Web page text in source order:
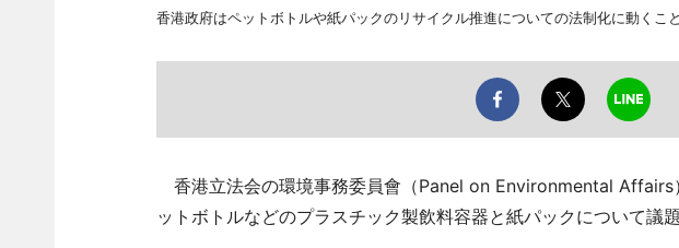
香港政府はペットボトルや紙パックのリサイクル推進についての法制化に動くこ
香港立法会の環境事務委員會（Panel on Environmental Affairs
ットボトルなどのプラスチック製飲料容器と紙パックについて議